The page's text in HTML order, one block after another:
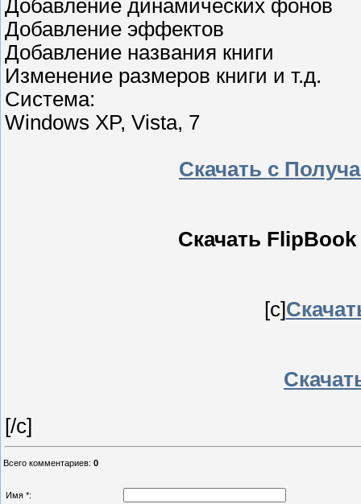
Добавление динамических фонов
Добавление эффектов
Добавление названия книги
Изменение размеров книги и т.д.
Система:
Windows XP, Vista, 7
Скачать с
Скачать
[c]
[/c]
Всего комментариев: 0
Имя *: